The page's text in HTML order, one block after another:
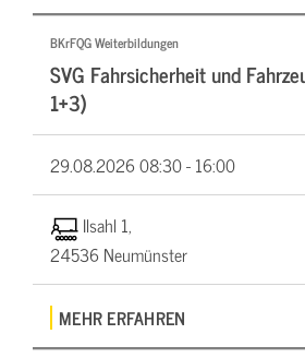
BKrFQG Weiterbildungen
SVG Fahrsicherheit und
1+3)
29.08.202608:30 - 16:00
Ilsahl 1,
24536 Neumünster
MEHR ERFAHREN